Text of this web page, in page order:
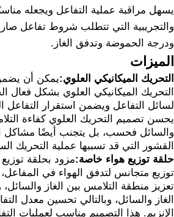
يسهل مراقبة عملية التفاعل ويجعله
والتجريبية التي تتطلب شروط تفاعل
ودرجة الحموضة وتدفق الغاز.
الميزات
التحريك الميكانيكي العلوي:يمكن أن
التحريك الميكانيكي العلوي بشكل فعال
لسائل التفاعل ويضمن استقرار التفاعل
يحسن تصميم التحريك العلوي كفاءة
والسائل فحسب، بل يتجنب أيضًا مشاكل
القشور التي قد تسببها عملية التحريك
حلقة توزيع هواء خاصة:مزود بحلقة
توزيع متجانس لتدفق الهواء في
تعزيز منطقة التلامس بين الغاز والسائل،
الغاز والسائل، وبالتالي تحسين معدل
الإنزيم. هذا التصميم مناسب لعمليات